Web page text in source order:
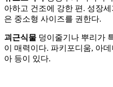
아하고 건조에 강한 편. 성장
은 중소형 사이즈를 권한다.
괴근식물 덩이줄기나 뿌리가
이 매력이다. 파키포디움, 아
아 등이 있다.